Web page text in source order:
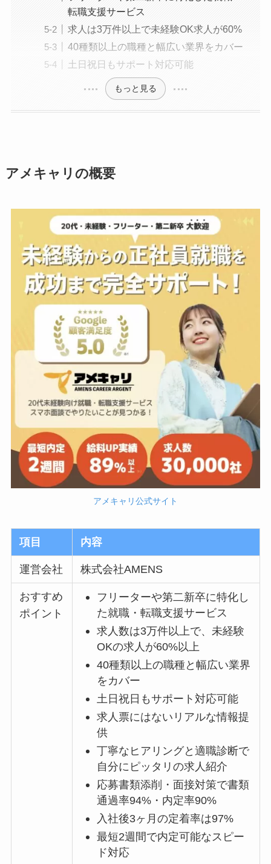
転職支援サービス
求人は3万件以上で未経験OK求人が60%
40種類以上の職種と幅広い業界をカバー
土日祝日もサポート対応可能
もっと見る
アメキャリの概要
アメキャリ公式サイト
項目 内容
運営会社 株式会社AMENS
おすすめ
ポイント
フリーターや第二新卒に特化し
た就職・転職支援サービス
求人数は3万件以上で、未経験
OKの求人が60%以上
40種類以上の職種と幅広い業界
をカバー
土日祝日もサポート対応可能
求人票にはないリアルな情報提
供
丁寧なヒアリングと適職診断で
自分にピッタリの求人紹介
応募書類添削・面接対策で書類
通過率94%・内定率90%
入社後3ヶ月の定着率は97%
最短2週間で内定可能なスピー
ド対応